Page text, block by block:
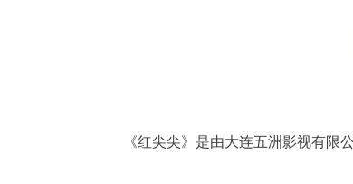
《红尖尖》是由大连五洲影视有